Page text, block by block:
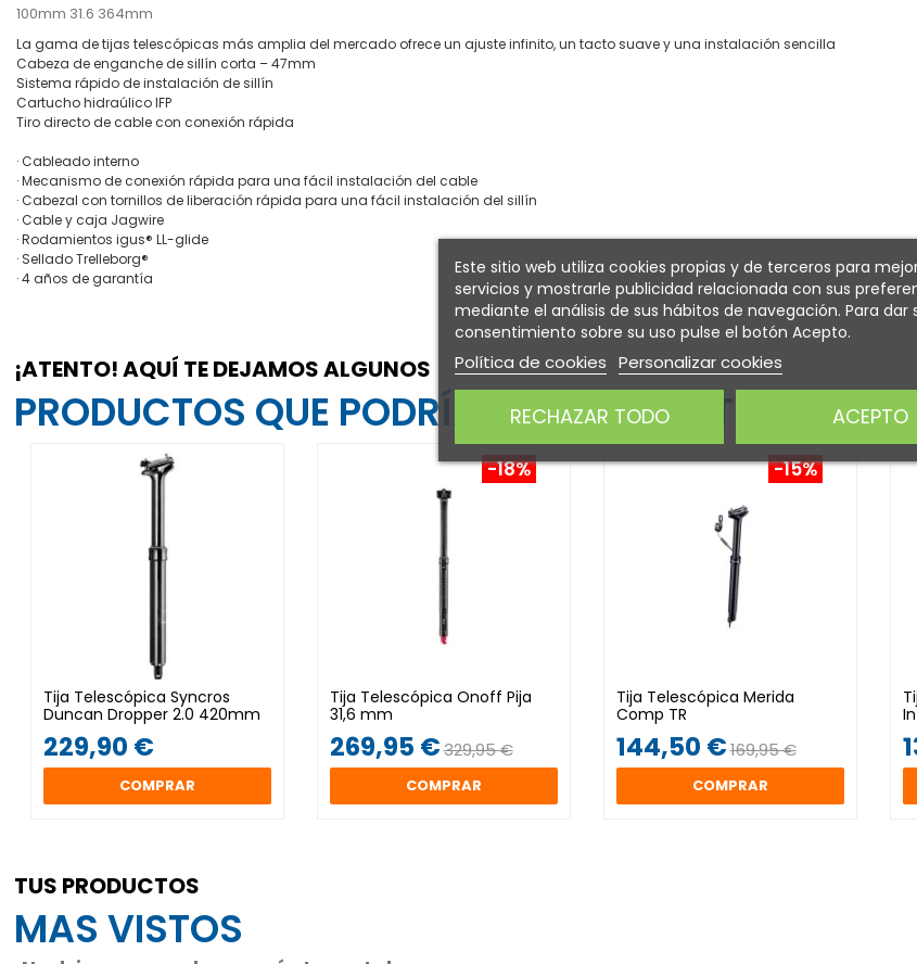
100mm 31.6 364mm
La gama de tijas telescópicas más amplia del mercado ofrece un ajuste infinito, un tacto suave y una instalación sencilla
Cabeza de enganche de sillín corta – 47mm
Sistema rápido de instalación de sillín
Cartucho hidraúlico IFP
Tiro directo de cable con conexión rápida
· Cableado interno
· Mecanismo de conexión rápida para una fácil instalación del cable
· Cabezal con tornillos de liberación rápida para una fácil instalación del sillín
· Cable y caja Jagwire
· Rodamientos igus® LL-glide
· Sellado Trelleborg®
· 4 años de garantía
¡ATENTO! AQUÍ TE DEJAMOS ALGUNOS
PRODUCTOS QUE PODRÍAN INTERESARTE
Tija Telescópica Syncros
Duncan Dropper 2.0 420mm
229,90 €
COMPRAR
-18%
Tija Telescópica Onoff Pija
31,6 mm
269,95 €329,95 €
COMPRAR
-15%
Tija Telescópica Merida
Comp TR
144,50 €169,95 €
COMPRAR
TUS PRODUCTOS
MAS VISTOS
Este sitio web utiliza cookies propias y de terceros para
servicios y mostrarle publicidad relacionada con sus
mediante el análisis de sus hábitos de navegación. Para dar
consentimiento sobre su uso pulse el botón Acepto.
Política de cookies Personalizar cookies
RECHAZAR TODO ACEPTO